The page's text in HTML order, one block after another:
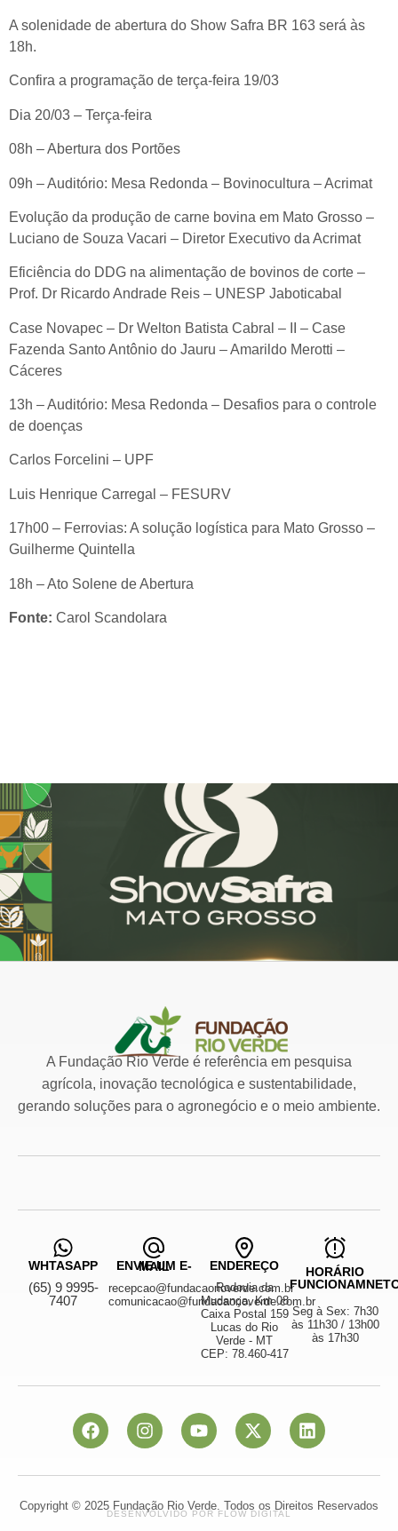
A solenidade de abertura do Show Safra BR 163 será às
18h.
Confira a programação de terça-feira 19/03
Dia 20/03 – Terça-feira
08h – Abertura dos Portões
09h – Auditório: Mesa Redonda – Bovinocultura – Acrimat
Evolução da produção de carne bovina em Mato Grosso –
Luciano de Souza Vacari – Diretor Executivo da Acrimat
Eficiência do DDG na alimentação de bovinos de corte –
Prof. Dr Ricardo Andrade Reis – UNESP Jaboticabal
Case Novapec – Dr Welton Batista Cabral – II – Case
Fazenda Santo Antônio do Jauru – Amarildo Merotti –
Cáceres
13h – Auditório: Mesa Redonda – Desafios para o controle
de doenças
Carlos Forcelini – UPF
Luis Henrique Carregal – FESURV
17h00 – Ferrovias: A solução logística para Mato Grosso –
Guilherme Quintella
18h – Ato Solene de Abertura
Fonte: Carol Scandolara
A Fundação Rio Verde é referência em pesquisa
agrícola, inovação tecnológica e sustentabilidade,
gerando soluções para o agronegócio e o meio ambiente.
WHTASAPP
(65) 9 9995-
7407
ENVIE UM E-MAIL
recepcao@fundacaorioverde.com.br
comunicacao@fundacaorioverde.com.br
ENDEREÇO
Rodovia da
Mudança, Km 08
Caixa Postal 159
Lucas do Rio
Verde - MT
CEP: 78.460-417
HORÁRIO
Seg à Sex: 7h30
às 11h30 / 13h00
às 17h30
Copyright © 2025 Fundação Rio Verde. Todos os Direitos Reservados
DESENVOLVIDO POR FLOW DIGITAL